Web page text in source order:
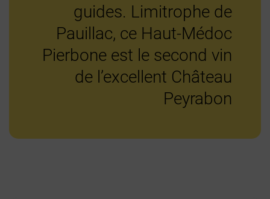
guides. Limitrophe de
Pauillac, ce Haut-Médoc
Pierbone est le second vin
de l’excellent Château
Peyrabon